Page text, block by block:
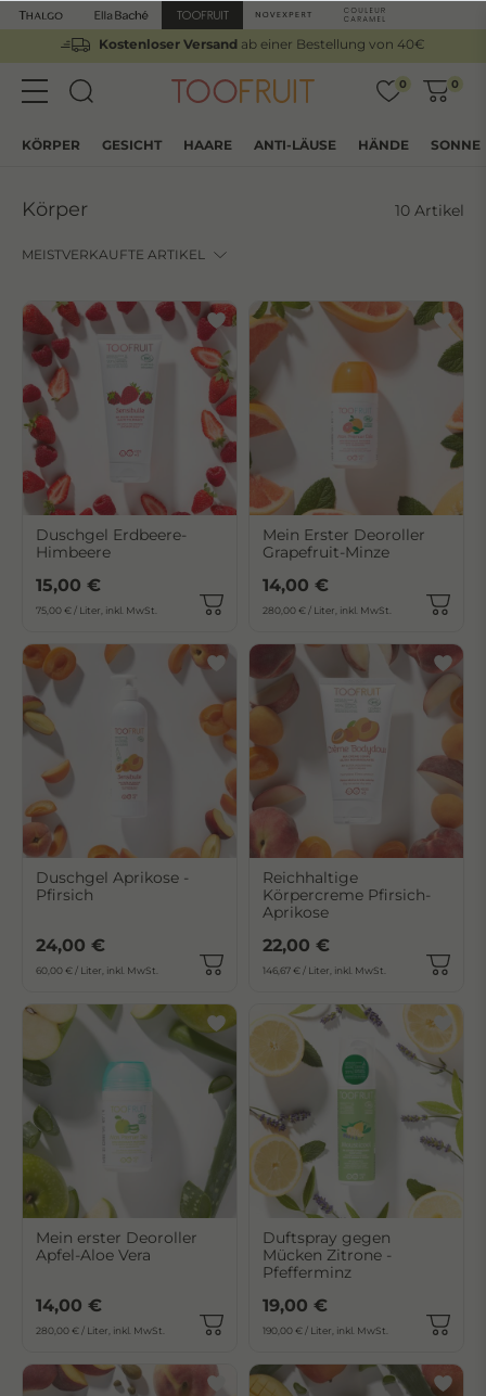
Kostenloser Versandab einer Bestellung von 40€
0 0
GESICHT
KÖRPER HAARE ANTI-LÄUSE HÄNDE SONNE
Körper 10 Artikel
Duschgel Erdbeere-
Himbeere
15,00 €
75,00 € / Liter, inkl. MwSt.
Mein Erster Deoroller
Grapefruit-Minze
14,00 €
280,00 € / Liter, inkl. MwSt.
Duschgel Aprikose -
Pfirsich
24,00 €
60,00 € / Liter, inkl. MwSt.
Reichhaltige
Körpercreme Pfirsich-
Aprikose
22,00 €
146,67 € / Liter, inkl. MwSt.
Mein erster Deoroller
Apfel-Aloe Vera
14,00 €
280,00 € / Liter, inkl. MwSt.
Duftspray gegen
Mücken Zitrone -
Pfefferminz
19,00 €
190,00 € / Liter, inkl. MwSt.